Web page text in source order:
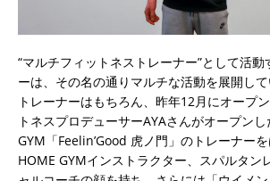
“マルチフィットネストレーナー”として活
ーは、その名の通りマルチな活動を展開し
トレーナーはもちろん、昨年12月にオープ
トネスプロデューサーAYAさんがオープンし
GYM「Feelin’Good 虎ノ門」のトレーナー
HOME GYMインストラクター、スパルタン